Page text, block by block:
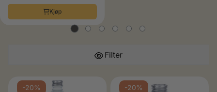
Kjøp
Filter
-20% -20%